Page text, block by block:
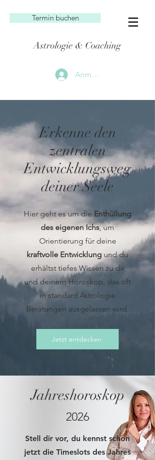
Termin buchen
Astrologie & Coaching
Anmelden
Erkenne den
zentralen
Entwicklungsweg
deiner Seele
Hier geht es um die Enthüllung
des eigenen Ichs, um
Orientierung für deine
kraftvolle Entwicklung und du
erhältst tiefes Wissen zu dir
und deinem Horoskop, das oft
in standard Astrologie
Beratungen ausgelassen wird.
Jetzt entdecken
Jahreshoroskop
2026
Stell dir vor, du kennst schon
jetzt die Timeslots des Jahres